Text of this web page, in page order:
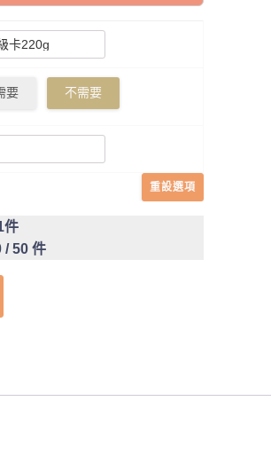
要 不需要
重設選項
件
/ 50 件